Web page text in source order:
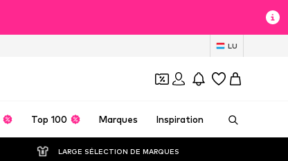
LU
Top 100 Marques Inspiration
LARGE SÉLECTION DE MARQUES